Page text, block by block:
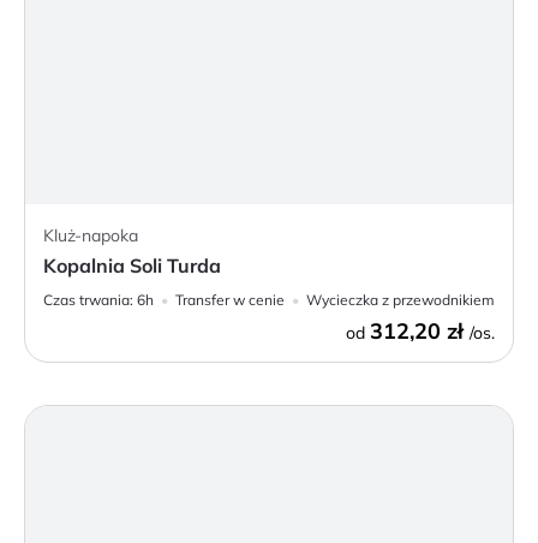
Kluż-napoka
Kopalnia Soli Turda
Czas trwania: 6h Transfer w cenie Wycieczka z przewodnikiem
od 312,20 zł /os.